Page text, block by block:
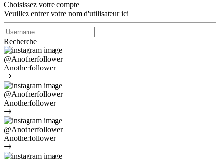
Choisissez votre compte
Veuillez entrer votre nom d'utilisateur ici
Recherche
@Anotherfollower
Anotherfollower
@Anotherfollower
Anotherfollower
@Anotherfollower
Anotherfollower